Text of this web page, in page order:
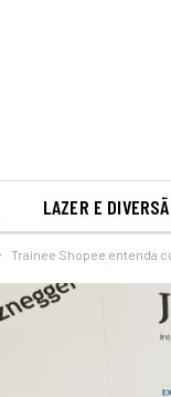
LAZER E
Trainee Shopee entenda